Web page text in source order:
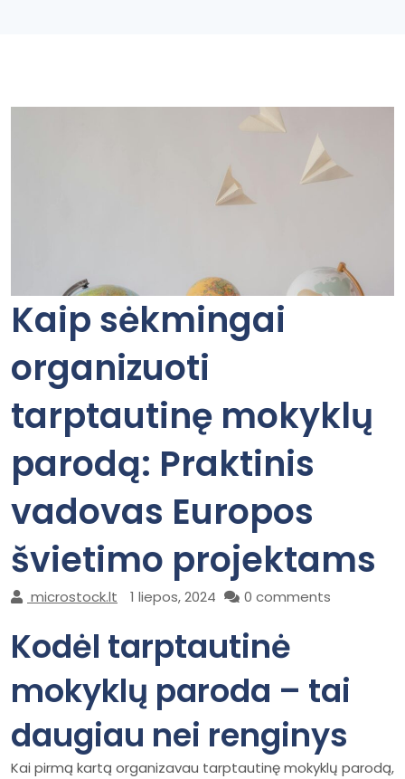
Kaip sėkmingai
organizuoti
tarptautinę mokyklų
parodą: Praktinis
vadovas Europos
švietimo projektams
microstock.lt 1 liepos, 2024 0 comments
Kodėl tarptautinė
mokyklų paroda – tai
daugiau nei renginys
Kai pirmą kartą organizavau tarptautinę mokyklų parodą,